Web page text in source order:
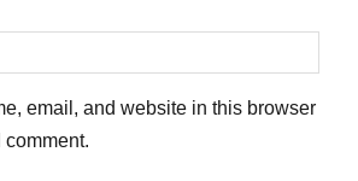
email, and website in this browser
comment.